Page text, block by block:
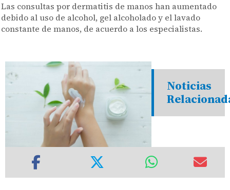
Las consultas por dermatitis de manos han aumentado
debido al uso de alcohol, gel alcoholado y el lavado
constante de manos, de acuerdo a los especialistas.
Noticias